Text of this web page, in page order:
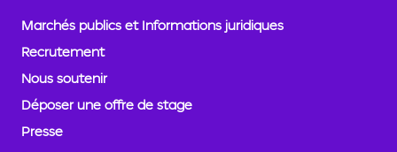
Marchés publics et Informations juridiques
Recrutement
Nous soutenir
Déposer une offre de stage
Presse